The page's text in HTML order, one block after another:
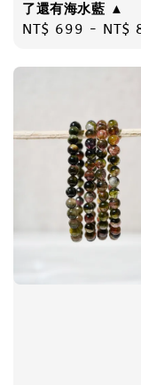
了還有海水藍 ▲
Regular
NT$ 699 - NT$